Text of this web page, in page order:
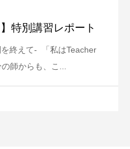
特別講習レポート
終えて- 「私はTeacher
師からも、こ...